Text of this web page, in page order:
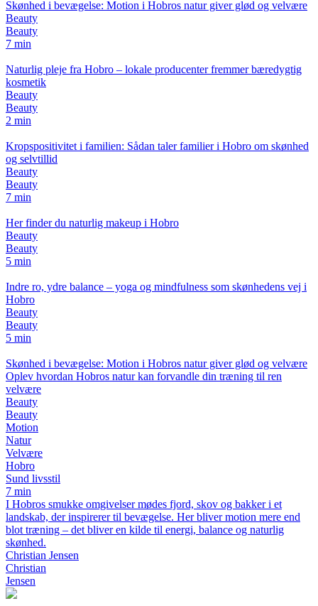
Skønhed i bevægelse: Motion i Hobros natur giver glød og velvære
Beauty
Beauty
7 min
Naturlig pleje fra Hobro – lokale producenter fremmer bæredygtig
kosmetik
Beauty
Beauty
2 min
Kropspositivitet i familien: Sådan taler familier i Hobro om skønhed
og selvtillid
Beauty
Beauty
7 min
Her finder du naturlig makeup i Hobro
Beauty
Beauty
5 min
Indre ro, ydre balance – yoga og mindfulness som skønhedens vej i
Hobro
Beauty
Beauty
5 min
Skønhed i bevægelse: Motion i Hobros natur giver glød og velvære
Oplev hvordan Hobros natur kan forvandle din træning til ren
velvære
Beauty
Beauty
Motion
Natur
Velvære
Hobro
Sund livsstil
7 min
I Hobros smukke omgivelser mødes fjord, skov og bakker i et
landskab, der inspirerer til bevægelse. Her bliver motion mere end
blot træning – det bliver en kilde til energi, balance og naturlig
skønhed.
Christian Jensen
Christian
Jensen